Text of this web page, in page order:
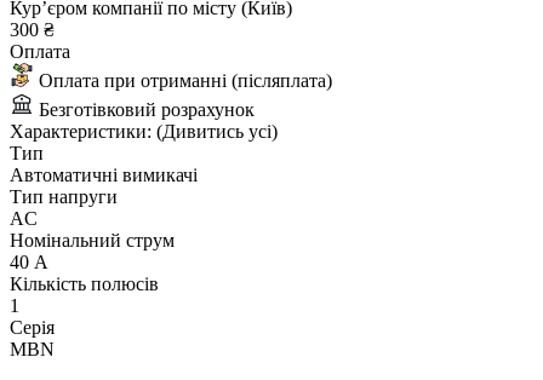
Курʼєром компанії по місту (Київ)
300 ₴
Оплата
Оплата при отриманні (післяплата)
Безготівковий розрахунок
Характеристики: (Дивитись усі)
Тип
Автоматичні вимикачі
Тип напруги
AC
Номінальний струм
40 А
Кількість полюсів
1
Серія
MBN